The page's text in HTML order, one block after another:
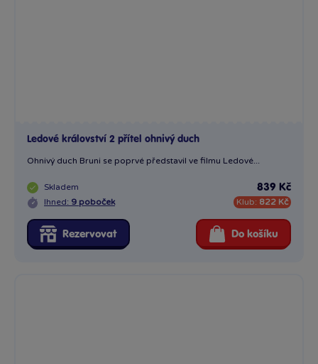
Ledové království 2 přítel ohnivý duch
Ohnivý duch Bruni se poprvé představil ve filmu Ledové...
Skladem
Ihned: 9 poboček
839 Kč
Klub: 822 Kč
Rezervovat Do košíku